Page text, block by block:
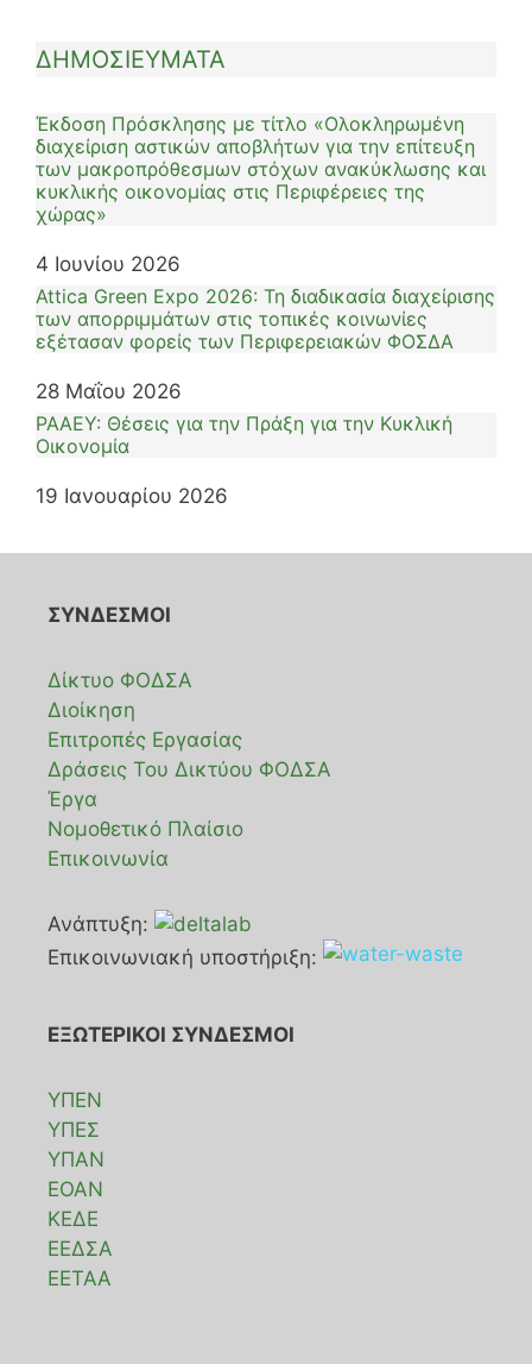
ΔΗΜΟΣΙΕΥΜΑΤΑ
Έκδοση Πρόσκλησης με τίτλο «Ολοκληρωμένη
διαχείριση αστικών αποβλήτων για την επίτευξη
των μακροπρόθεσμων στόχων ανακύκλωσης και
κυκλικής οικονομίας στις Περιφέρειες της
χώρας»
4 Ιουνίου 2026
Attica Green Expo 2026: Τη διαδικασία διαχείρισης
των απορριμμάτων στις τοπικές κοινωνίες
εξέτασαν φορείς των Περιφερειακών ΦΟΣΔΑ
28 Μαΐου 2026
ΡΑΑΕΥ: Θέσεις για την Πράξη για την Κυκλική
Οικονομία
19 Ιανουαρίου 2026
ΣΥΝΔΕΣΜΟΙ
Δίκτυο ΦΟΔΣΑ
Διοίκηση
Επιτροπές Εργασίας
Δράσεις Του Δικτύου ΦΟΔΣΑ
Έργα
Νομοθετικό Πλαίσιο
Επικοινωνία
Ανάπτυξη:
Επικοινωνιακή υποστήριξη:
ΕΞΩΤΕΡΙΚΟΙ ΣΥΝΔΕΣΜΟΙ
ΥΠΕΝ
ΥΠΕΣ
ΥΠΑΝ
ΕΟΑΝ
ΚΕΔΕ
ΕΕΔΣΑ
ΕΕΤΑΑ